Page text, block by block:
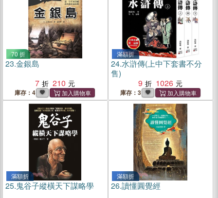
70 折
23.金銀島
7
210
庫存：4
滿額折
24.水滸傳(上中下套書不分
售)
9
1026
庫存：3
滿額折
25.鬼谷子縱橫天下謀略學
滿額折
26.讀懂圓覺經